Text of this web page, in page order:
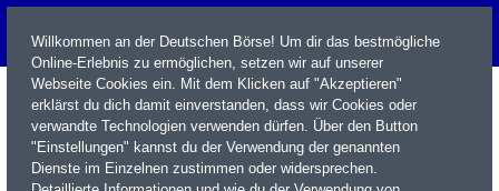
Willkommen an der Deutschen Börse! Um dir das bestmögliche
Online-Erlebnis zu ermöglichen, setzen wir auf unserer
Webseite Cookies ein. Mit dem Klicken auf "Akzeptieren"
erklärst du dich damit einverstanden, dass wir Cookies oder
verwandte Technologien verwenden dürfen. Über den Button
"Einstellungen" kannst du der Verwendung der genannten
Dienste im Einzelnen zustimmen oder widersprechen.